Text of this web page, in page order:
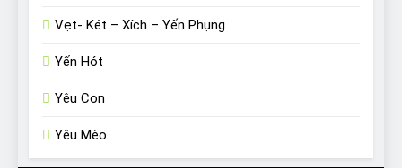
Vẹt- Két – Xích – Yến Phụng
Yến Hót
Yêu Con
Yêu Mèo